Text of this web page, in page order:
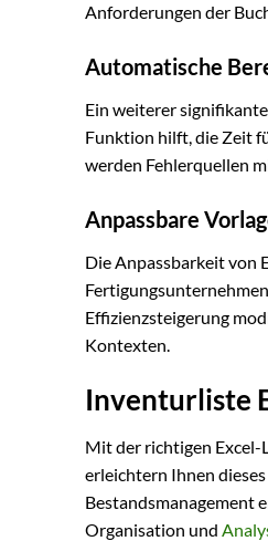
Anforderungen der
Automatische
Ein weiterer
Funktion hilft, die Zeit
werden Fehlerquellen
Anpassbare
Die Anpassbarkeit von
Effizienzsteigerung
Kontexten.
Inventurliste
Mit der richtigen Excel-
erleichtern Ihnen
Bestandsmanagement
Organisation und